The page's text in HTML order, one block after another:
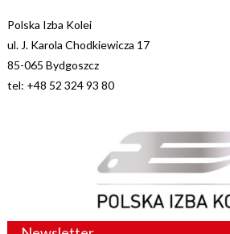
Polska Izba Kolei
ul. J. Karola Chodkiewicza 17
85-065 Bydgoszcz
tel: +48 52 324 93 80